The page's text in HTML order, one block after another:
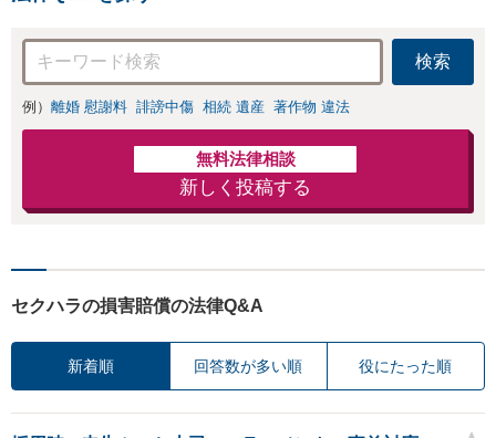
検索
例） 離婚 慰謝料 誹謗中傷 相続 遺産 著作物 違法
無料法律相談
新しく投稿する
セクハラの損害賠償の法律Q&A
新着順 回答数が多い順 役にたった順